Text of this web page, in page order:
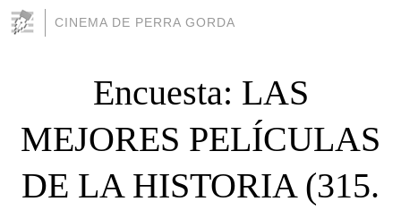
CINEMA DE PERRA GORDA
Encuesta: LAS
MEJORES PELÍCULAS
DE LA HISTORIA (315.